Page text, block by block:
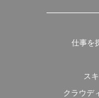
仕事を
ス
クラウデ